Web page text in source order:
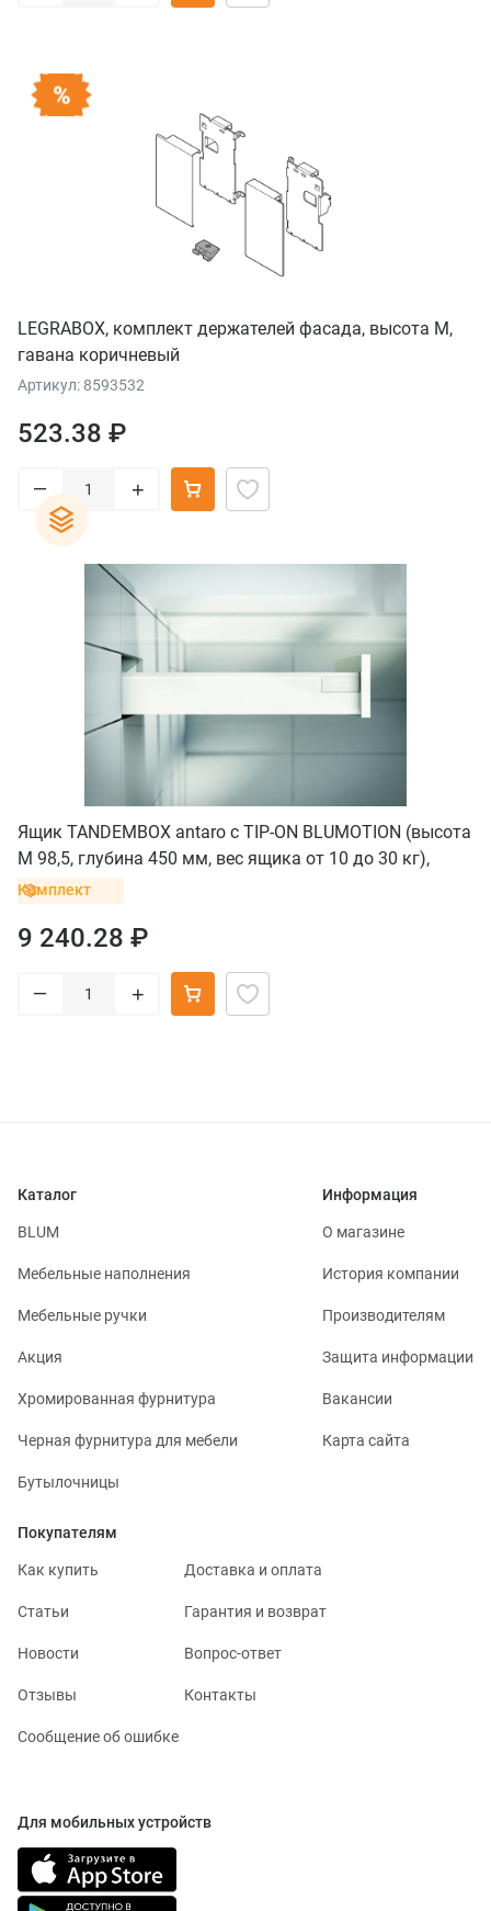
LEGRABOX, комплект держателей фасада, высота M,
гавана коричневый
Артикул: 8593532
523.38 ₽
– +
Ящик TANDEMBOX antaro с TIP-ON BLUMOTION (высота
М 98,5, глубина 450 мм, вес ящика от 10 до 30 кг),
крепление под саморезы, белый
Комплект
9 240.28 ₽
– +
Каталог
BLUM
Мебельные наполнения
Мебельные ручки
Акция
Хромированная фурнитура
Черная фурнитура для мебели
Бутылочницы
Информация
О магазине
История компании
Производителям
Защита информации
Вакансии
Карта сайта
Покупателям
Как купить Доставка и оплата
Статьи Гарантия и возврат
Новости Вопрос-ответ
Отзывы Контакты
Сообщение об ошибке
Для мобильных устройств